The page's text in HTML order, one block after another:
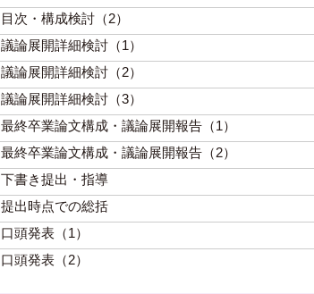
目次・構成検討（2）
議論展開詳細検討（1）
議論展開詳細検討（2）
議論展開詳細検討（3）
最終卒業論文構成・議論展開報告（1）
最終卒業論文構成・議論展開報告（2）
下書き提出・指導
提出時点での総括
口頭発表（1）
口頭発表（2）